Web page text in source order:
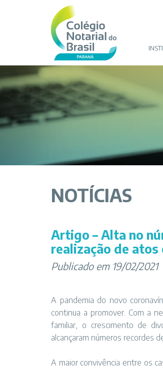
NOTÍCIAS
Artigo – Alta no
realização de atos
Publicado em 19/02/2021
A pandemia do novo
continua a promover. Com a
familiar, o crescimento de
alcançaram números recordes
A maior convivência entre os